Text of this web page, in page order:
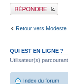
Publier une réponse
Retour vers Modeste
QUI EST EN LIGNE ?
Utilisateur(s)
Index du forum